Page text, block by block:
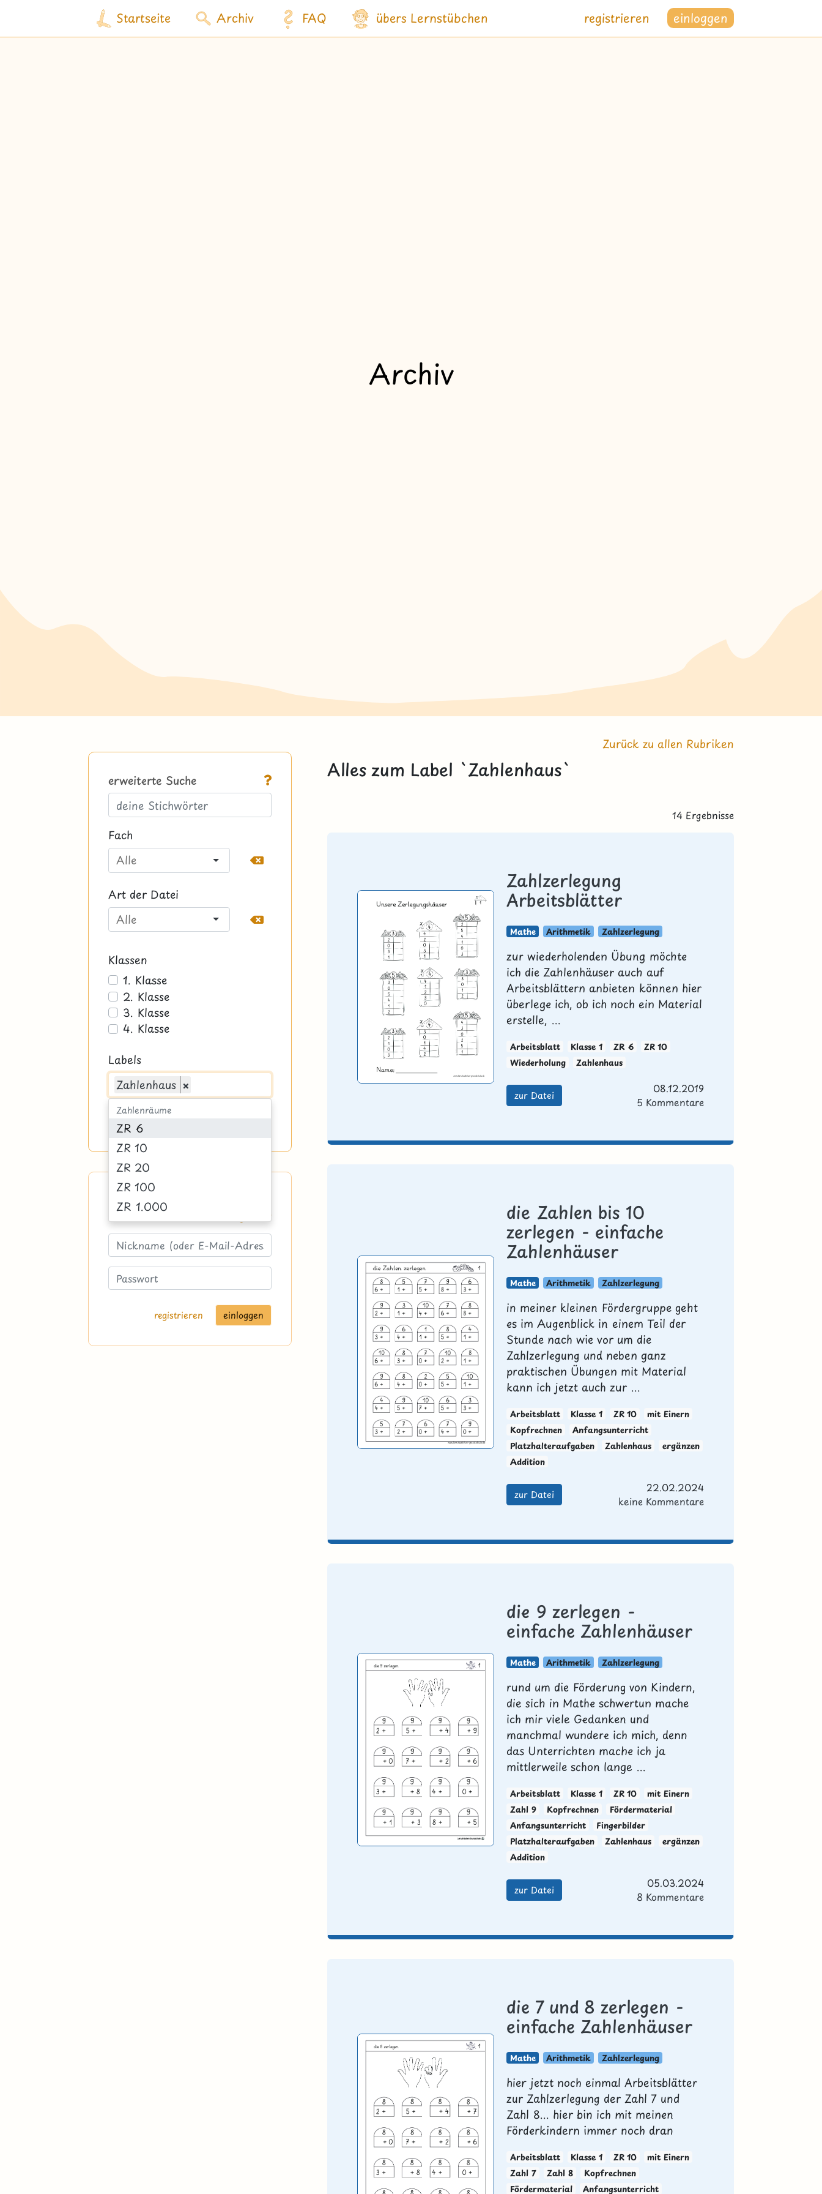
Startseite Archiv FAQ übers Lernstübchen registrieren einloggen
Archiv
Zurück zu allen Rubriken
erweiterte Suche
Fach
Art der Datei
Klassen
1. Klasse
2. Klasse
3. Klasse
4. Klasse
Labels
Zahlenhaus ×
Zahlenräume
ZR 6
ZR 10
ZR 20
ZR 100
ZR 1.000
ZR 10.000
ZR 100.000
ZR 1.000.000
Zahlen
mit Einern
mit ZE-Zahlen
Logge dich ein
registrieren
Alles zum Label `Zahlenhaus`
14 Ergebnisse
Zahlzerlegung
Arbeitsblätter
Mathe Arithmetik Zahlzerlegung
zur wiederholenden Übung möchte
ich die Zahlenhäuser auch auf
Arbeitsblättern anbieten können hier
überlege ich, ob ich noch ein Material
erstelle, ...
Arbeitsblatt Klasse 1 ZR 6
ZR 10
Wiederholung
Zahlenhaus
zur Datei
08.12.2019
5 Kommentare
die Zahlen bis 10
zerlegen - einfache
Zahlenhäuser
Mathe Arithmetik Zahlzerlegung
in meiner kleinen Fördergruppe geht
es im Augenblick in einem Teil der
Stunde nach wie vor um die
Zahlzerlegung und neben ganz
praktischen Übungen mit Material
kann ich jetzt auch zur ...
Arbeitsblatt Klasse 1 ZR 10
mit Einern
Kopfrechnen
Anfangsunterricht
Platzhalteraufgaben
Zahlenhaus
ergänzen
Addition
zur Datei
22.02.2024
keine Kommentare
die 9 zerlegen -
einfache Zahlenhäuser
Mathe Arithmetik Zahlzerlegung
rund um die Förderung von Kindern,
die sich in Mathe schwertun mache
ich mir viele Gedanken und
manchmal wundere ich mich, denn
das Unterrichten mache ich ja
mittlerweile schon lange ...
Arbeitsblatt Klasse 1 ZR 10
mit Einern
Zahl 9
Kopfrechnen
Fördermaterial
Anfangsunterricht
Fingerbilder
Platzhalteraufgaben
Zahlenhaus
ergänzen
Addition
zur Datei
05.03.2024
8 Kommentare
die 7 und 8 zerlegen -
einfache Zahlenhäuser
Mathe Arithmetik Zahlzerlegung
hier jetzt noch einmal Arbeitsblätter
zur Zahlzerlegung der Zahl 7 und
Zahl 8... hier bin ich mit meinen
Förderkindern immer noch dran
Arbeitsblatt Klasse 1 ZR 10
mit Einern
Zahl 7
Zahl 8
Kopfrechnen
Fördermaterial
Anfangsunterricht
wähle Labels